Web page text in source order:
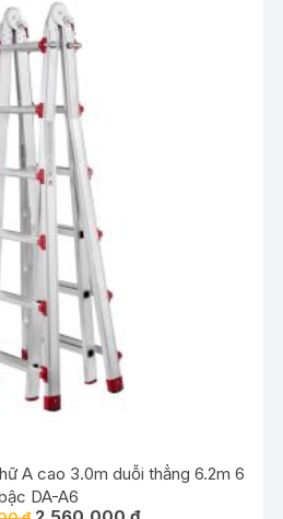
A cao 3.0m duỗi thẳng 6.2m 6
DA-A6